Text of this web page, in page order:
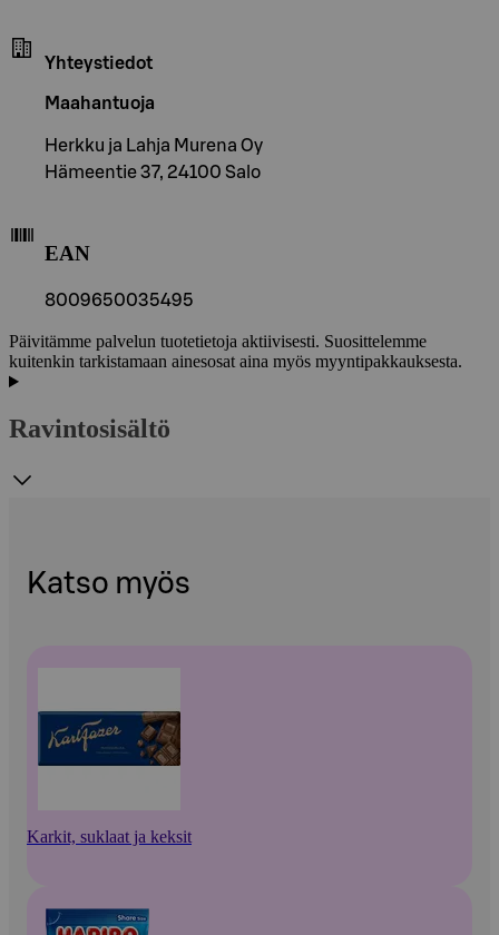
Yhteystiedot
Maahantuoja
Herkku ja Lahja Murena Oy
Hämeentie 37, 24100 Salo
EAN
8009650035495
Päivitämme palvelun tuotetietoja aktiivisesti. Suosittelemme
kuitenkin tarkistamaan ainesosat aina myös myyntipakkauksesta.
Ravintosisältö
Katso myös
Karkit, suklaat ja keksit